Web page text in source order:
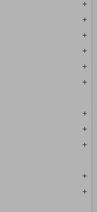
add
add
add
add
add
add
add
add
add
add
add